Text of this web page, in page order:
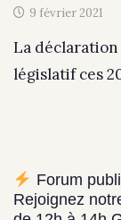
9 février 2021
La
législatif ces
Forum
Rejoignez